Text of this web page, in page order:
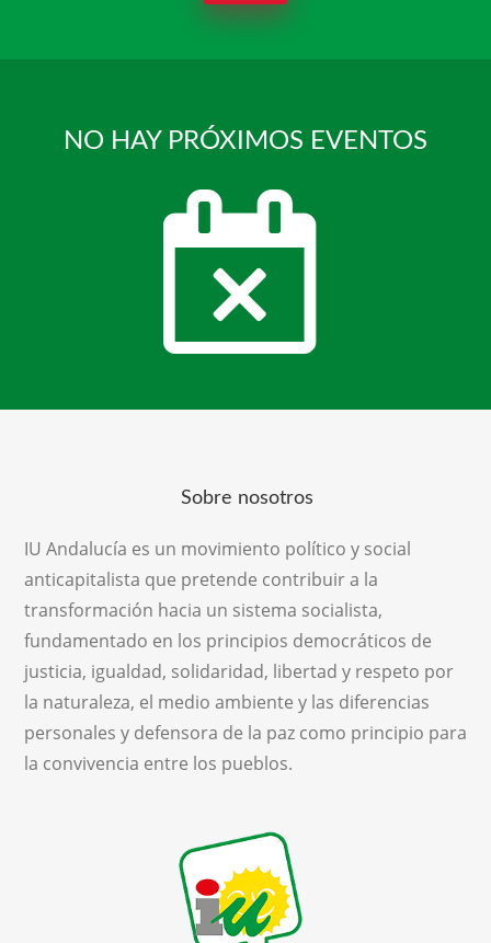
NO HAY PRÓXIMOS EVENTOS
Sobre nosotros
IU Andalucía es un movimiento político y social
anticapitalista que pretende contribuir a la
transformación hacia un sistema socialista,
fundamentado en los principios democráticos de
justicia, igualdad, solidaridad, libertad y respeto por
la naturaleza, el medio ambiente y las diferencias
personales y defensora de la paz como principio para
la convivencia entre los pueblos.